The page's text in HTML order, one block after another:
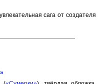
сага от создателя